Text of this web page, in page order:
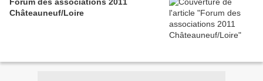
Châteauneuf/Loire